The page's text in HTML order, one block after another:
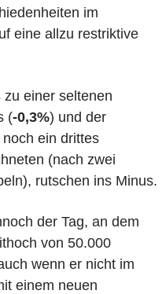
im
eine allzu restriktive
einer seltenen
(-0,3%) und der
ein drittes
(nach zwei
rutschen ins Minus.
der Tag, an dem
von 50.000
wenn er nicht im
einem neuen